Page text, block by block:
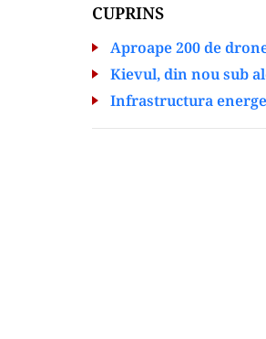
CUPRINS
Aproape 200 de
Kievul, din nou sub
Infrastructura